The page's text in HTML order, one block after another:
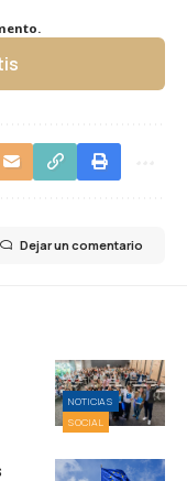
Dejar un comentario
NOTICIAS
SOCIAL